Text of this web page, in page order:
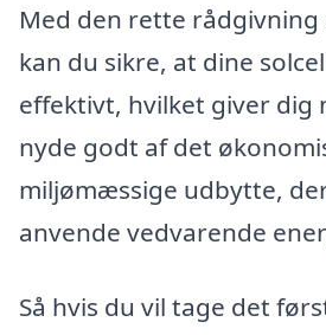
Med den rette
kan du sikre, at dine
effektivt, hvilket giver dig
nyde godt af det
miljømæssige udbytte,
anvende vedvarende
Så hvis du vil tage det